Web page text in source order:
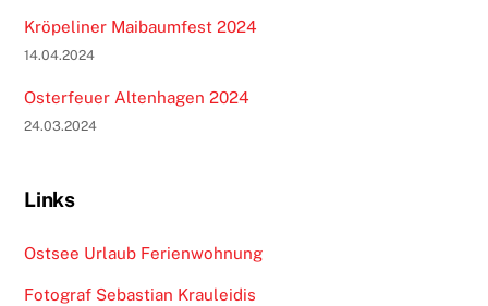
Kröpeliner Maibaumfest 2024
14.04.2024
Osterfeuer Altenhagen 2024
24.03.2024
Links
Ostsee Urlaub Ferienwohnung
Fotograf Sebastian Krauleidis